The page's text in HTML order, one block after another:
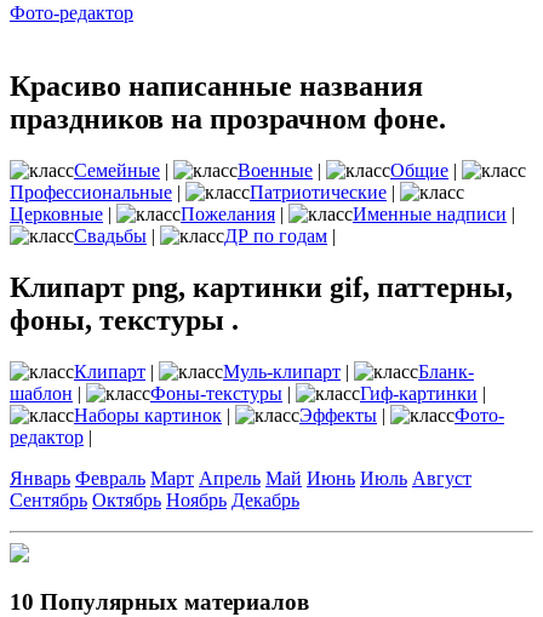
Фото-редактор
Красиво написанные названия
праздников на прозрачном фоне.
Семейные | Военные | Общие |
Профессиональные | Патриотические |
Церковные | Пожелания | Именные надписи |
Свадьбы | ДР по годам |
Клипарт png, картинки gif, паттерны,
фоны, текстуры .
Клипарт | Муль-клипарт |
Бланк-
шаблон | Фоны-текстуры | Гиф-картинки |
Наборы картинок | Эффекты |
Фото-
редактор |
Январь Февраль Март Апрель Май Июнь Июль Август
Сентябрь Октябрь Ноябрь Декабрь
10 Популярных материалов